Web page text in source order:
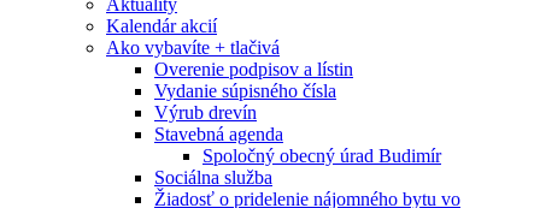
Aktuality
Kalendár akcií
Ako vybavíte + tlačivá
Overenie podpisov a lístin
Vydanie súpisného čísla
Výrub drevín
Stavebná agenda
Spoločný obecný úrad Budimír
Sociálna služba
Žiadosť o pridelenie nájomného bytu vo